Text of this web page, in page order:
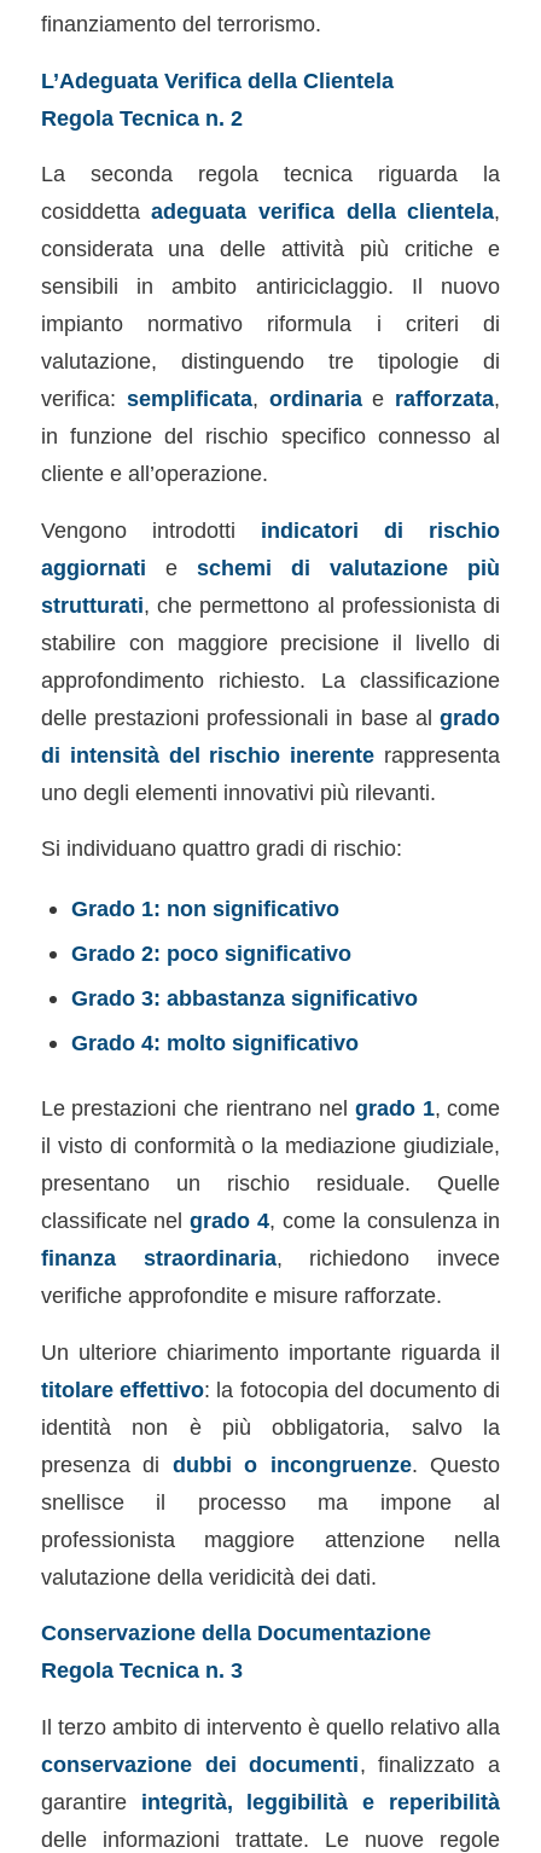
finanziamento del terrorismo.
L’Adeguata Verifica della Clientela
Regola Tecnica n. 2
La seconda regola tecnica riguarda la
cosiddettaadeguata verifica della clientela,
considerata una delle attività più critiche e
sensibili in ambito antiriciclaggio. Il nuovo
impianto normativo riformula i criteri di
valutazione, distinguendo tre tipologie di
verifica: semplificata, ordinariae rafforzata,
in funzione del rischio specifico connesso al
cliente e all’operazione.
Vengono introdotti indicatori di rischio
aggiornati e schemi di valutazione più
strutturati, che permettono al professionista di
stabilire con maggiore precisione il livello di
approfondimento richiesto. La classificazione
delle prestazioni professionali in base algrado
di intensità del rischio inerente rappresenta
uno degli elementi innovativi più rilevanti.
Si individuano quattro gradi di rischio:
Grado 1: non significativo
Grado 2: poco significativo
Grado 3: abbastanza significativo
Grado 4: molto significativo
Le prestazioni che rientrano nel grado 1, come
il visto di conformità o la mediazione giudiziale,
presentano un rischio residuale. Quelle
classificate nelgrado 4, come la consulenza in
finanza straordinaria, richiedono invece
verifiche approfondite e misure rafforzate.
Un ulteriore chiarimento importante riguarda il
titolare effettivo: la fotocopia del documento di
identità non è più obbligatoria, salvo la
presenza di dubbi o incongruenze. Questo
snellisce il processo ma impone al
professionista maggiore attenzione nella
valutazione della veridicità dei dati.
Conservazione della Documentazione
Regola Tecnica n. 3
Il terzo ambito di intervento è quello relativo alla
conservazione dei documenti, finalizzato a
garantire integrità, leggibilità e reperibilità
delle informazioni trattate. Le nuove regole